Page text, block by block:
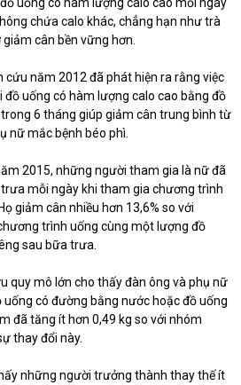
chứa calo khác, chẳng hạn như trà
cân bền vững hơn.
cứu năm 2012 đã phát hiện ra rằng việc
đồ uống có hàm lượng calo cao bằng đồ
6 tháng giúp giảm cân trung bình từ
nữ mắc bệnh béo phì.
2015, những người tham gia là nữ đã
mỗi ngày khi tham gia chương trình
giảm cân nhiều hơn 13,6% so với
trình uống cùng một lượng đồ
sau bữa trưa.
quy mô lớn cho thấy đàn ông và phụ nữ
có đường bằng nước hoặc đồ uống
đã tăng ít hơn 0,49 kg so với nhóm
thay đổi này.
những người trưởng thành thay thế ít